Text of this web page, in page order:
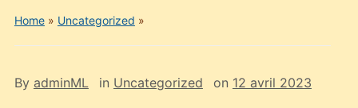
Home» Uncategorized »
By adminML in Uncategorized on 12 avril 2023